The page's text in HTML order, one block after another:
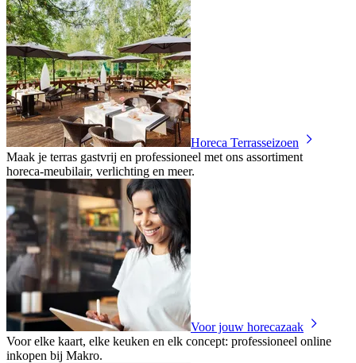
Horeca Terrasseizoen
Maak je terras gastvrij en professioneel met ons assortiment
horeca‑meubilair, verlichting en meer.
Voor jouw horecazaak
Voor elke kaart, elke keuken en elk concept: professioneel online
inkopen bij Makro.